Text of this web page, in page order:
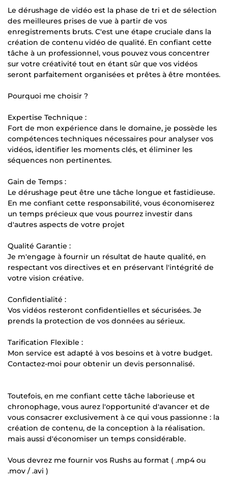
Le dérushage de vidéo est la phase de tri et de sélection
des meilleures prises de vue à partir de vos
enregistrements bruts. C'est une étape cruciale dans la
création de contenu vidéo de qualité. En confiant cette
tâche à un professionnel, vous pouvez vous concentrer
sur votre créativité tout en étant sûr que vos vidéos
seront parfaitement organisées et prêtes à être montées.
Pourquoi me choisir ?
Expertise Technique :
Fort de mon expérience dans le domaine, je possède les
compétences techniques nécessaires pour analyser vos
vidéos, identifier les moments clés, et éliminer les
séquences non pertinentes.
Gain de Temps :
Le dérushage peut être une tâche longue et fastidieuse.
En me confiant cette responsabilité, vous économiserez
un temps précieux que vous pourrez investir dans
d'autres aspects de votre projet
Qualité Garantie :
Je m'engage à fournir un résultat de haute qualité, en
respectant vos directives et en préservant l'intégrité de
votre vision créative.
Confidentialité :
Vos vidéos resteront confidentielles et sécurisées. Je
prends la protection de vos données au sérieux.
Tarification Flexible :
Mon service est adapté à vos besoins et à votre budget.
Contactez-moi pour obtenir un devis personnalisé.
Toutefois, en me confiant cette tâche laborieuse et
chronophage, vous aurez l'opportunité d'avancer et de
vous consacrer exclusivement à ce qui vous passionne : la
création de contenu, de la conception à la réalisation.
mais aussi d'économiser un temps considérable.
Vous devrez me fournir vos Rushs au format ( .mp4 ou
.mov / .avi )